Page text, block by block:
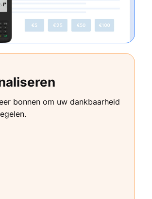
bonnen om uw dankbaarheid